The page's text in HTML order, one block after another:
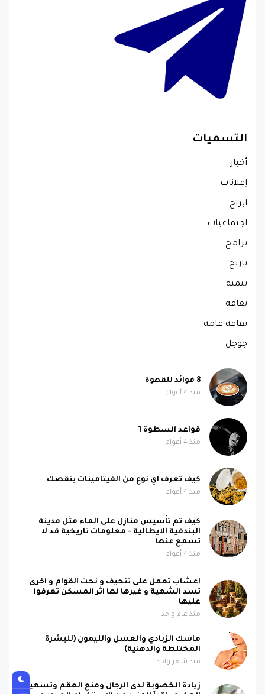
التسميات
أخبار
إعلانات
ابراج
اجتماعيات
برامج
تاريخ
تنمية
ثقافة
ثقافة عامة
جوجل
8 فوائد للقهوة
منذ 4 أعوام
قواعد السطوة 1
منذ 4 أعوام
كيف تعرف اي نوع من الفيتامينات ينقصك
منذ 4 أعوام
كيف تم تأسيس منازل على الماء مثل مدينة
البندقية الايطالية - معلومات تاريخية قد لا
تسمع عنها
منذ 4 أعوام
اعشاب تعمل على تنحيف و نحت القوام و اخرى
تسد الشهية و غيرها لها اثر المسكن تعرفوا
عليها
منذ عام واحد
ماسك الزبادي والعسل والليمون (للبشرة
المختلطة والدهنية)
منذ شهر واحد
زيادة الخصوبة لدى الرجال ومنع العقم وتسهيل